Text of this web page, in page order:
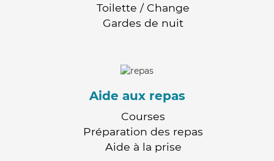
Toilette / Change
Gardes de nuit
Aide aux repas
Courses
Préparation des repas
Aide à la prise